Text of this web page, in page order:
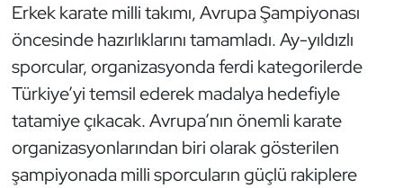
Erkek karate milli takımı, Avrupa Şampiyonası
öncesinde hazırlıklarını tamamladı. Ay-yıldızlı
sporcular, organizasyonda ferdi kategorilerde
Türkiye’yi temsil ederek madalya hedefiyle
tatamiye çıkacak. Avrupa’nın önemli karate
organizasyonlarından biri olarak gösterilen
şampiyonada milli sporcuların güçlü rakiplere
Dövüş Sanatı
E-Spor
Eskrim
Futbol